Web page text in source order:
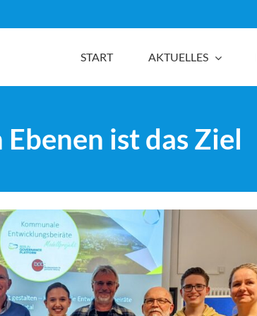
START AKTUELLES
ist das Ziel